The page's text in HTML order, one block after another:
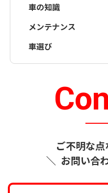
車の知識
メンテナンス
車選び
＼
ご不明な
お問い合